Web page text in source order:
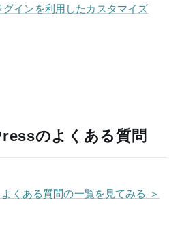
インを利用したカスタマイズ
のよくある質問
くある質問の一覧を見てみる ＞